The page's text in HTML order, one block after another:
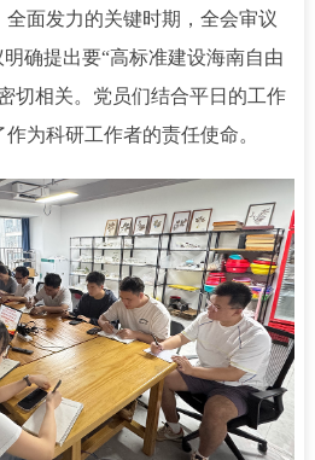
面发力的关键时期，全会审议
确提出要“高标准建设海南自由
切相关。党员们结合平日的工作
为科研工作者的责任使命。